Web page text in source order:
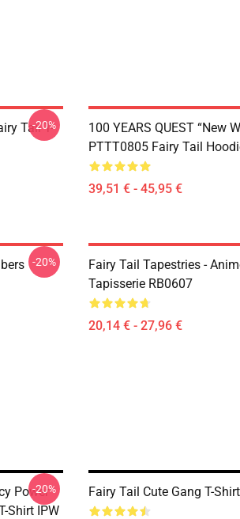
Tail T-
-20%
100 YEARS QUEST “New
PTTT0805 Fairy Tail
39,51 € - 45,95 €
-20%
Fairy Tail Tapestries -
Tapisserie RB0607
20,14 € - 27,96 €
Power
Shirt IPW
-20% Fairy Tail Cute Gang T-